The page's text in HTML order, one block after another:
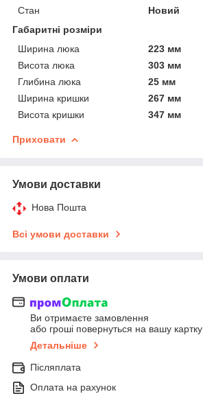
Стан
Новий
Габаритні розміри
Ширина люка
223 мм
Висота люка
303 мм
Глибина люка
25 мм
Ширина кришки
267 мм
Висота кришки
347 мм
Приховати
Умови доставки
Нова Пошта
Всі умови доставки
Умови оплати
Ви отримаєте замовлення
або гроші повернуться на вашу картку
Детальніше
Післяплата
Оплата на рахунок